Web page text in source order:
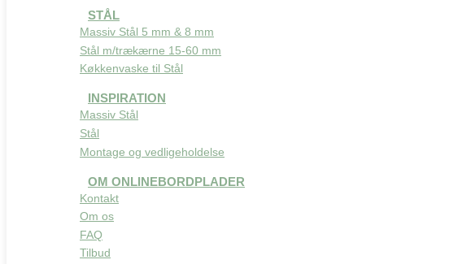
STÅL
Massiv Stål 5 mm & 8 mm
Stål m/trækærne 15-60 mm
Køkkenvaske til Stål
INSPIRATION
Massiv Stål
Stål
Montage og vedligeholdelse
OM ONLINEBORDPLADER
Kontakt
Om os
FAQ
Tilbud